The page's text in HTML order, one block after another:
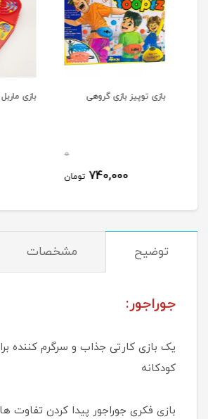
بازی توپیز بازی گروهی
0
740,000 تومان
بازی
توضیح مشخصات
جوراجور:
یک بازی کارتی جذاب و سرگرم کننده
کودکانه
بازی فکری جوراجور پیدا کردن تفاوت